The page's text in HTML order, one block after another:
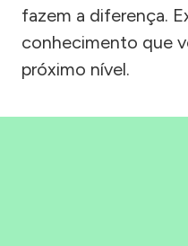
fazem a diferença.
conhecimento que
próximo nível.